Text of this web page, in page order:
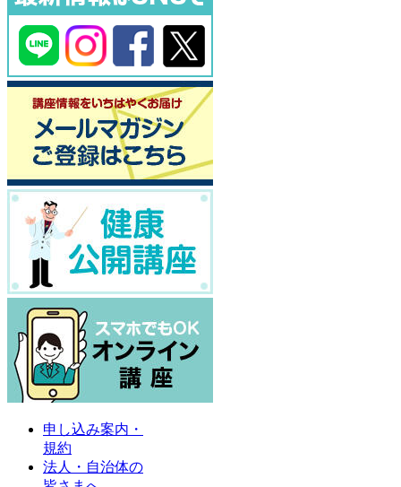
申し込み案内・
規約
法人・自治体の